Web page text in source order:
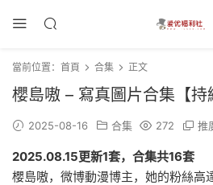
當前位置： 首頁 合集 正文
櫻島嗷 – 寫真圖片合集【持
2025-08-16 合集 272 推
2025.08.15更新1套，合集共16套
櫻島嗷，微博動漫博主，她的粉絲高